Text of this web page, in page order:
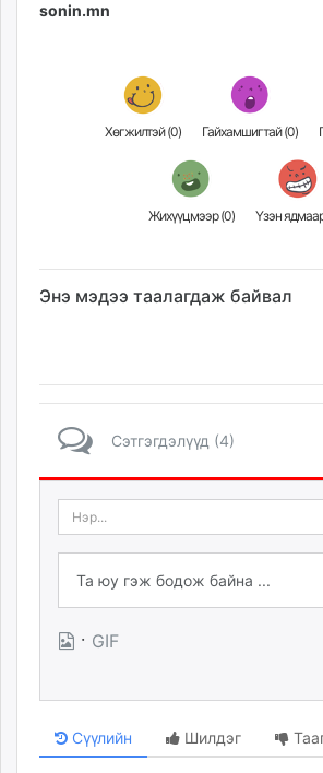
sonin.mn
Хөгжилтэй (0) Гайхамшигтай (0)
Жихүүцмээр (0)
Энэ мэдээ таалагдаж байвал
Сэтгэгдэлүүд (4)
· GIF
Сүүлийн Шилдэг